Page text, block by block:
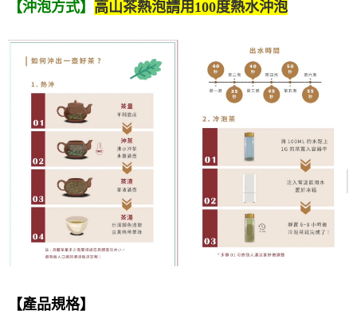
【沖泡方式】 高山茶熱泡請用100度熱水沖泡
【產品規格】